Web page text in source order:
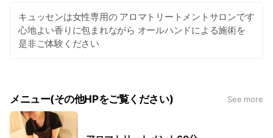
キュッセンは女性専用の アロマトリートメントサロンです
心地よい香りに包まれながら オールハンドによる施術を
是非ご体験ください
メニュー(その他HPをご覧ください) See more